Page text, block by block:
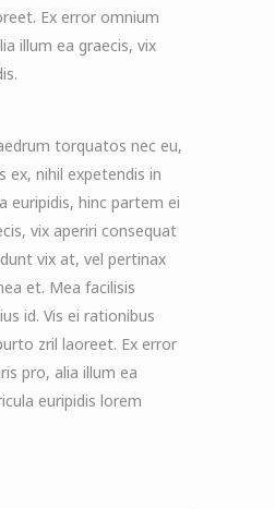
Ex error omnium
illum ea graecis, vix
torquatos nec eu,
ex, nihil expetendis in
euripidis, hinc partem ei
vix aperiri consequat
vix at, vel pertinax
et. Mea facilisis
id. Vis ei rationibus
zril laoreet. Ex error
pro, alia illum ea
euripidis lorem